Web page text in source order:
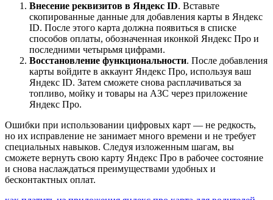
Внесение реквизитов в Яндекс ID. Вставьте
скопированные данные для добавления карты в Яндекс
ID. После этого карта должна появиться в списке
способов оплаты, обозначенная иконкой Яндекс Про и
последними четырьмя цифрами.
Восстановление функциональности. После добавления
карты войдите в аккаунт Яндекс Про, используя ваш
Яндекс ID. Затем сможете снова расплачиваться за
топливо, мойку и товары на АЗС через приложение
Яндекс Про.
Ошибки при использовании цифровых карт — не редкость,
но их исправление не занимает много времени и не требует
специальных навыков. Следуя изложенным шагам, вы
сможете вернуть свою карту Яндекс Про в рабочее состояние
и снова наслаждаться преимуществами удобных и
бесконтактных оплат.